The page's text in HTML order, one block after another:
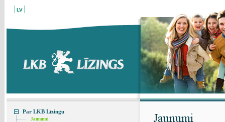
LV
Par LKB Līzingu
Jaunumi